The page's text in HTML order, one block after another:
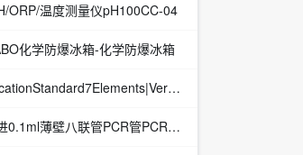
ORP/温度测量仪pH100CC-04
化学防爆冰箱-化学防爆冰箱
VerificationStandard7Elements|VerificationStandard7Elements|ICP-MS校准
爱思进0.1ml薄壁八联管PCR管PCR-0108-LP-RT-C